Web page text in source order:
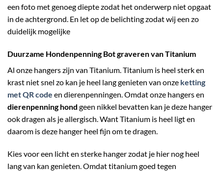
een foto met genoeg diepte zodat het onderwerp niet opgaat
in de achtergrond. En let op de belichting zodat wij een zo
duidelijk mogelijke
Duurzame Hondenpenning Bot graveren van Titanium
Al onze hangers zijn van Titanium. Titanium is heel sterk en
krast niet snel zo kan je heel lang genieten van onze ketting
met QR code en dierenpenningen. Omdat onze hangers en
dierenpenning hond geen nikkel bevatten kan je deze hanger
ook dragen als je allergisch. Want Titanium is heel ligt en
daarom is deze hanger heel fijn om te dragen.
Kies voor een licht en sterke hanger zodat je hier nog heel
lang van kan genieten. Omdat titanium goed tegen